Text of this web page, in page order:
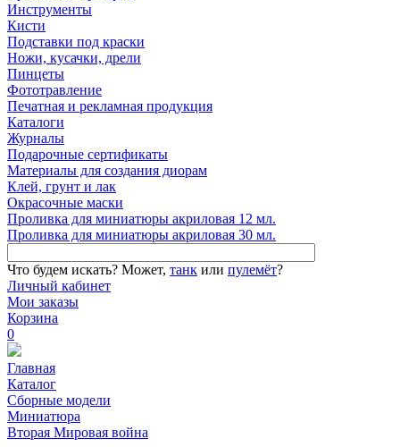
Инструменты
Кисти
Подставки под краски
Ножи, кусачки, дрели
Пинцеты
Фототравление
Печатная и рекламная продукция
Каталоги
Журналы
Подарочные сертификаты
Материалы для создания диорам
Клей, грунт и лак
Окрасочные маски
Проливка для миниатюры акриловая 12 мл.
Проливка для миниатюры акриловая 30 мл.
Что будем искать? Может, танк или пулемёт?
Личный кабинет
Мои заказы
Корзина
0
Главная
Каталог
Сборные модели
Миниатюра
Вторая Мировая война